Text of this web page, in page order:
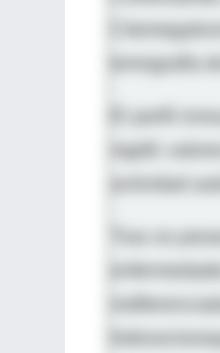
tomografía
El perfil
mg/dl;